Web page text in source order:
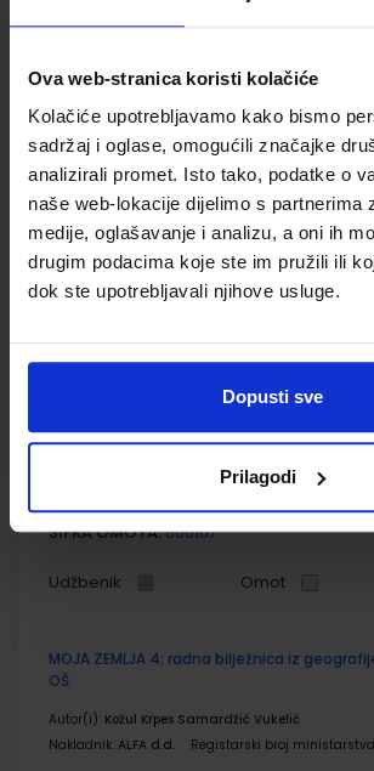
Ova web-stranica koristi kolačiće
Kolačiće upotrebljavamo kako bismo
sadržaj i oglase, omogućili značajke
analizirali promet. Isto tako, podatke o
naše web-lokacije dijelimo s partnerima
medije, oglašavanje i analizu, a oni ih
drugim podacima koje ste im pružili ili
dok ste upotrebljavali njihove usluge.
Dopusti sve
Prilagodi
osnovne škole
Autor(i):
Lukić Marić Zerdun Varga Krmpotić-
7038-DOM
SKU:567463 CIJENA:13,60 €
ŠIFRA OMOTA: 500163
Udžbenik Omot
Kožul Krpes Samardžić Vukelić
Nakladnik:ALFA d.d. Registarski broj
CIJENA: 13,24 €
ŠIFRA OMOTA:500167
Udžbenik Omot
MOJA ZEMLJA 4; radna bilježnica iz
OŠ
Autor(i): Kožul Krpes Samardžić Vukelić
Nakladnik: ALFA d.d. Registarski broj